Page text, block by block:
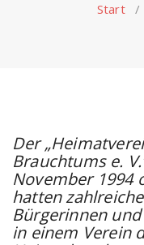
Start/
Der
Brauchtums e.
November 1994
hatten
Bürgerinnen
in einem Verein